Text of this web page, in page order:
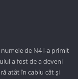
de N4 l-a primit
a fost de a deveni
atât în cablu cât și